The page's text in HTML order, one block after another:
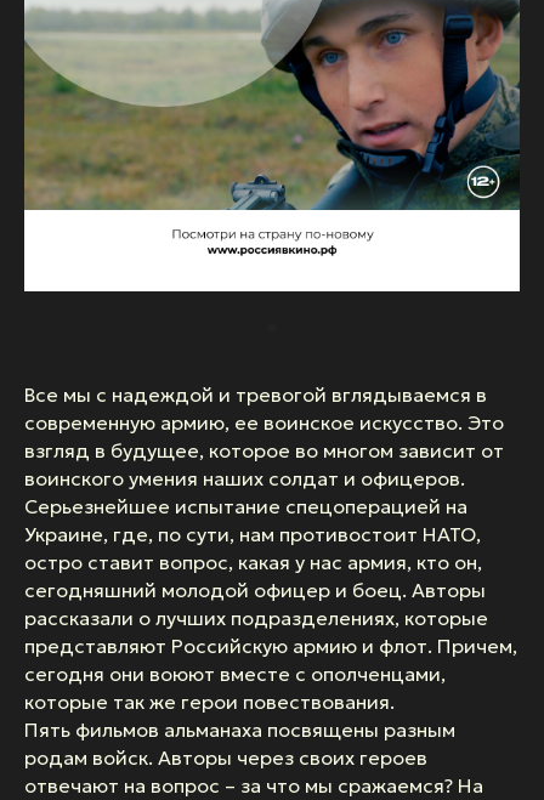
Все мы с надеждой и тревогой вглядываемся в
современную армию, ее воинское искусство. Это
взгляд в будущее, которое во многом зависит от
воинского умения наших солдат и офицеров.
Серьезнейшее испытание спецоперацией на
Украине, где, по сути, нам противостоит НАТО,
остро ставит вопрос, какая у нас армия, кто он,
сегодняшний молодой офицер и боец. Авторы
рассказали о лучших подразделениях, которые
представляют Российскую армию и флот. Причем,
сегодня они воюют вместе с ополченцами,
которые так же герои повествования.
Пять фильмов альманаха посвящены разным
родам войск. Авторы через своих героев
отвечают на вопрос – за что мы сражаемся? На